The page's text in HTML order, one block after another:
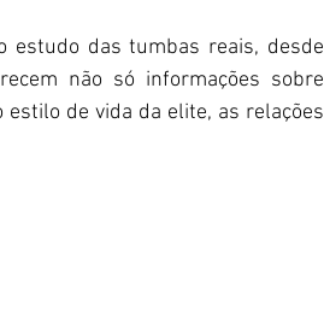
estudo das tumbas reais, desde
não só informações sobre
de vida da elite, as relações